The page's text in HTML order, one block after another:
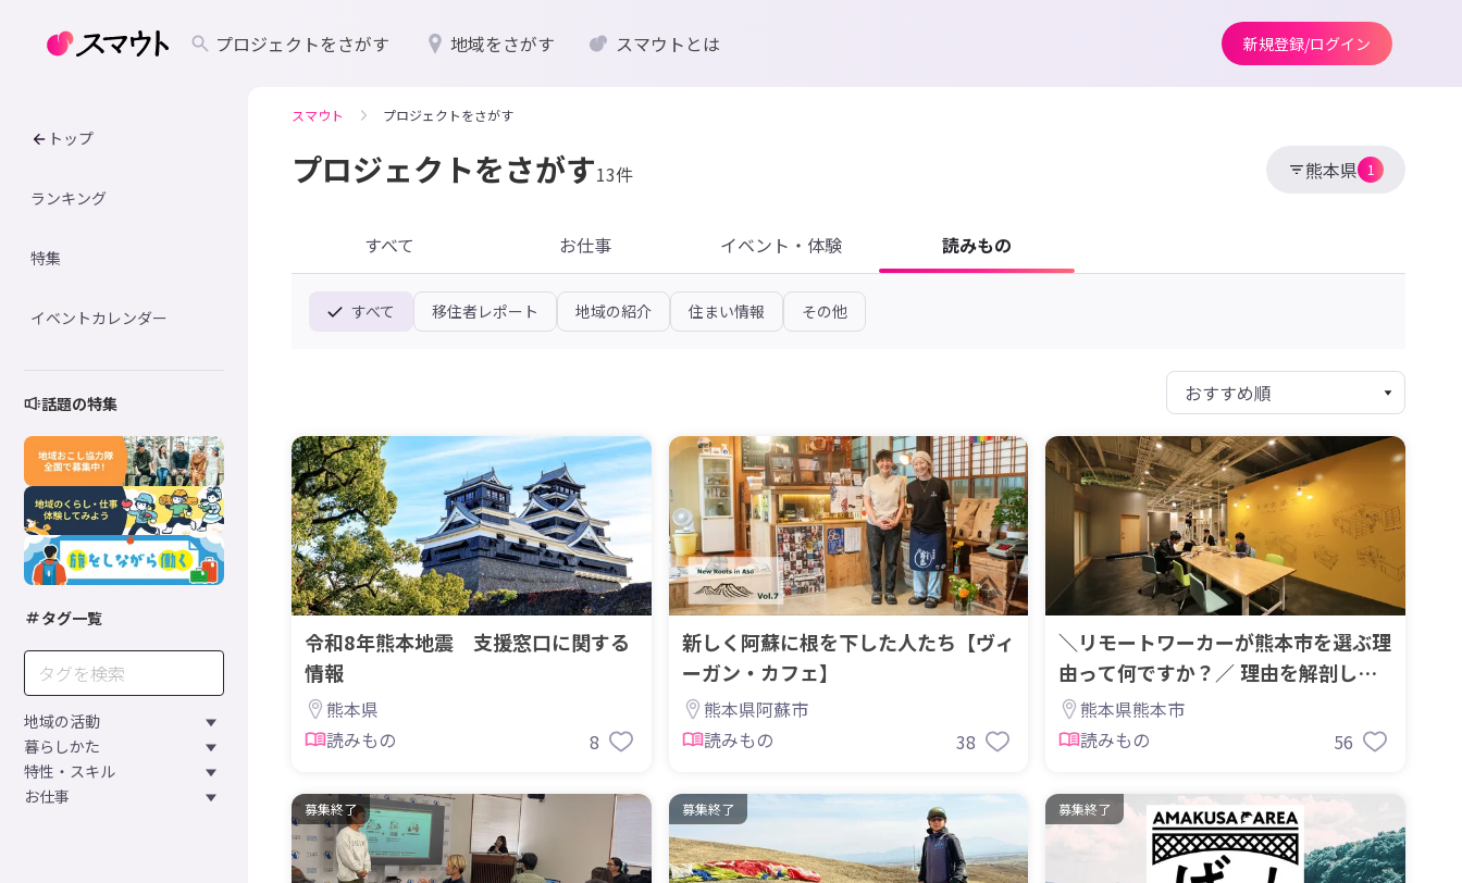
プロジェクトをさがす 地域をさがす スマウトとは 新規登録/ログイン
トップ
ランキング
特集
イベントカレンダー
話題の特集
タグ一覧
地域の活動
暮らしかた
特性・スキル
お仕事
スマウト プロジェクトをさがす
プロジェクトをさがす13件 熊本県 1
すべて お仕事 イベント・体験 読みもの
すべて 移住者レポート 地域の紹介 住まい情報 その他
令和8年熊本地震 支援窓口に関する
情報
熊本県
読みもの
8
新しく阿蘇に根を下した人たち【ヴィ
ーガン・カフェ】
熊本県阿蘇市
読みもの
38
＼リモートワーカーが熊本市を選ぶ理
由って何ですか？／ 理由を解剖して
みた熊本県熊本市
読みもの
56
募集終了 募集終了 募集終了